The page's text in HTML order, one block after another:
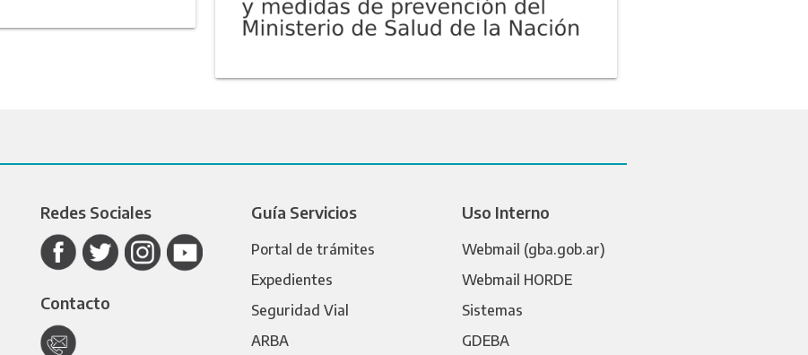
Redes Sociales
Contacto
Guía Servicios
Portal de trámites
Expedientes
Seguridad Vial
ARBA
Uso Interno
Webmail (gba.gob.ar)
Webmail HORDE
Sistemas
GDEBA